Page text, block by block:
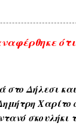
στο Δήλεσι
σκουλήκι